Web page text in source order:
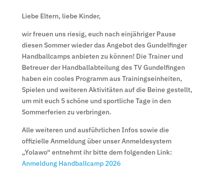
Liebe Eltern, liebe Kinder,
wir freuen uns riesig, euch nach einjähriger Pause
diesen Sommer wieder das Angebot des Gundelfinger
Handballcamps anbieten zu können! Die Trainer und
Betreuer der Handballabteilung des TV Gundelfingen
haben ein cooles Programm aus Trainingseinheiten,
Spielen und weiteren Aktivitäten auf die Beine gestellt,
um mit euch 5 schöne und sportliche Tage in den
Sommerferien zu verbringen.
Alle weiteren und ausführlichen Infos sowie die
offizielle Anmeldung über unser Anmeldesystem
„Yolawo“ entnehmt ihr bitte dem folgenden Link:
Anmeldung Handballcamp 2026